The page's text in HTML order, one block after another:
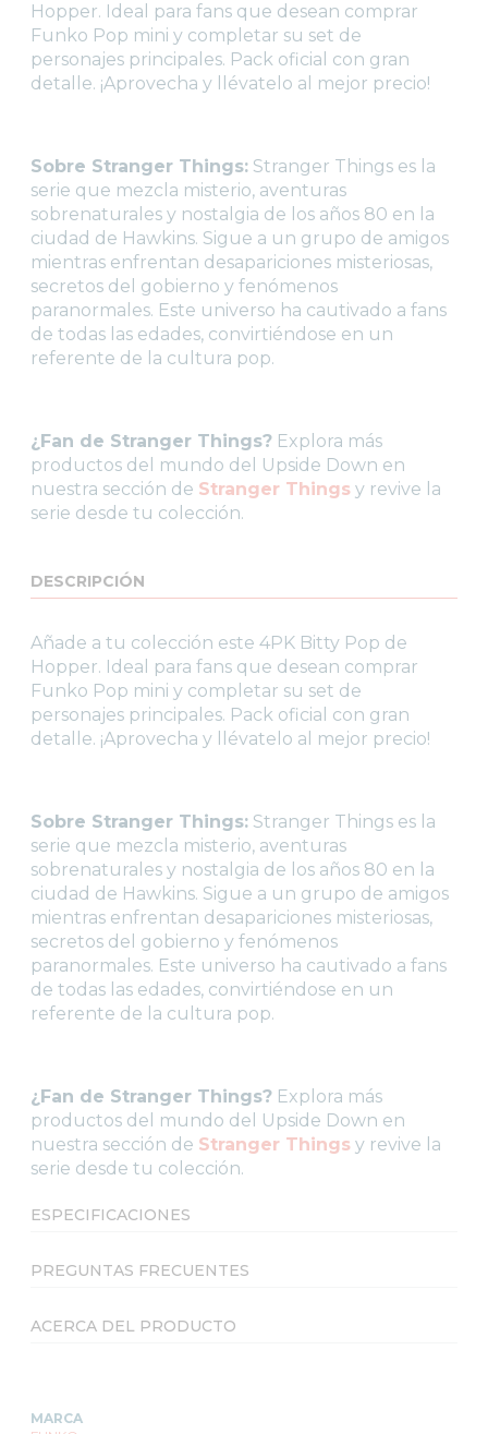
CARTAS TCG
MERCHANDISING
JUEGOS
Hopper. Ideal para fans que desean comprar
Funko Pop mini y completar su set de
personajes principales. Pack oficial con gran
detalle. ¡Aprovecha y llévatelo al mejor precio!
Sobre Stranger Things: Stranger Things es la
serie que mezcla misterio, aventuras
sobrenaturales y nostalgia de los años 80 en la
ciudad de Hawkins. Sigue a un grupo de amigos
mientras enfrentan desapariciones misteriosas,
secretos del gobierno y fenómenos
paranormales. Este universo ha cautivado a fans
de todas las edades, convirtiéndose en un
referente de la cultura pop.
¿Fan de Stranger Things? Explora más
productos del mundo del Upside Down en
nuestra sección de Stranger Things y revive la
serie desde tu colección.
DESCRIPCIÓN
Añade a tu colección este 4PK Bitty Pop de
Hopper. Ideal para fans que desean comprar
Funko Pop mini y completar su set de
personajes principales. Pack oficial con gran
detalle. ¡Aprovecha y llévatelo al mejor precio!
Sobre Stranger Things: Stranger Things es la
serie que mezcla misterio, aventuras
sobrenaturales y nostalgia de los años 80 en la
ciudad de Hawkins. Sigue a un grupo de amigos
mientras enfrentan desapariciones misteriosas,
secretos del gobierno y fenómenos
paranormales. Este universo ha cautivado a fans
de todas las edades, convirtiéndose en un
referente de la cultura pop.
¿Fan de Stranger Things? Explora más
productos del mundo del Upside Down en
nuestra sección de Stranger Things y revive la
serie desde tu colección.
ESPECIFICACIONES
PREGUNTAS FRECUENTES
ACERCA DEL PRODUCTO
MARCA